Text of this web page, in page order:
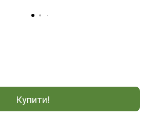
Купити!